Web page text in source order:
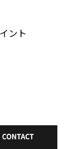
ント